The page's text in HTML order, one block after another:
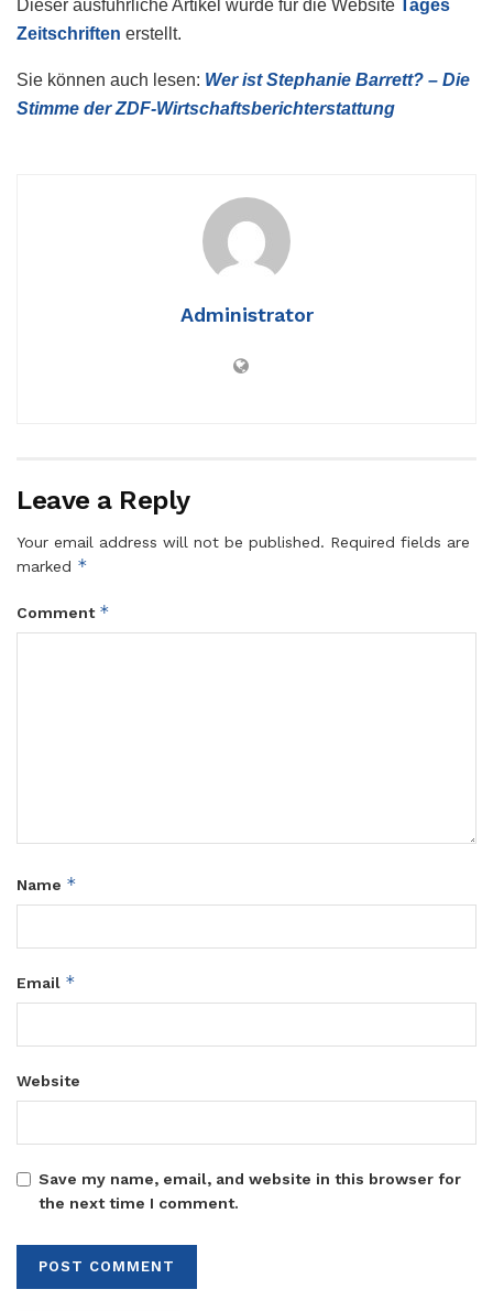
Dieser ausführliche Artikel wurde für die Website
Tages
Zeitschriften erstellt.
Sie können auch lesen: Wer ist Stephanie Barrett? – Die
Stimme der ZDF-Wirtschaftsberichterstattung
Administrator
Leave a Reply
Your email address will not be published. Required fields are
marked *
Comment *
Name *
Email *
Website
Save my name, email, and website in this browser for
the next time I comment.